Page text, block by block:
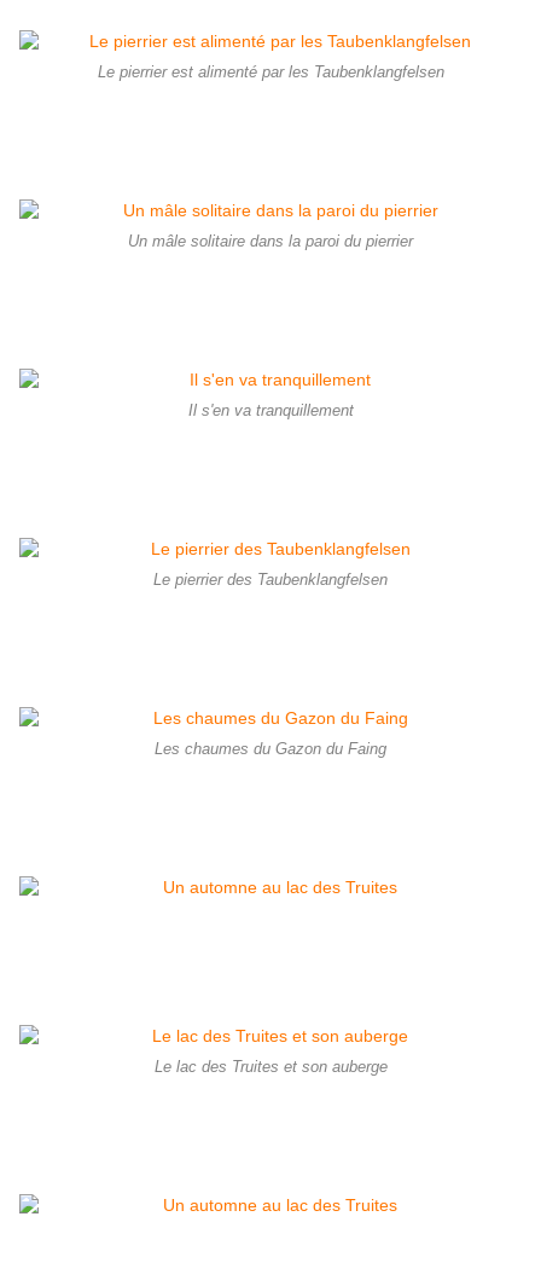
Le pierrier est alimenté par les Taubenklangfelsen
Un mâle solitaire dans la paroi du pierrier
Il s'en va tranquillement
Le pierrier des Taubenklangfelsen
Les chaumes du Gazon du Faing
Le lac des Truites et son auberge